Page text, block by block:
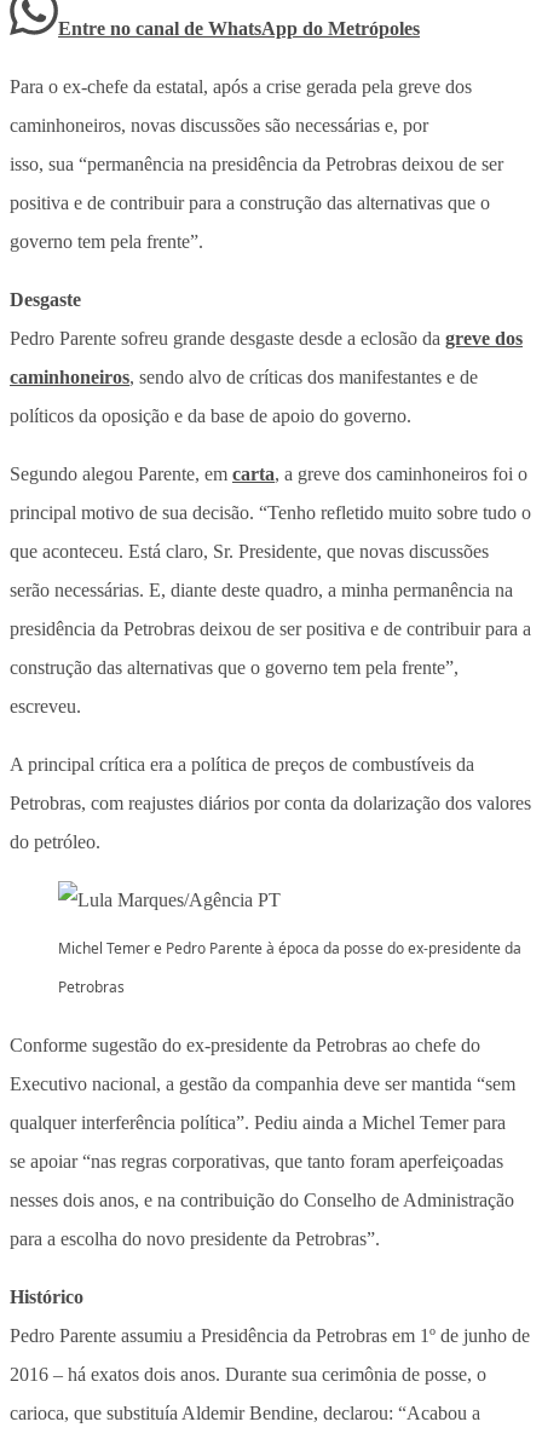
Entre no canal de WhatsApp do Metrópoles
Para o ex-chefe da estatal, após a crise gerada pela greve dos
caminhoneiros, novas discussões são necessárias e, por
isso, sua “permanência na presidência da Petrobras deixou de ser
positiva e de contribuir para a construção das alternativas que o
governo tem pela frente”.
Desgaste
Pedro Parente sofreu grande desgaste desde a eclosão da greve dos
caminhoneiros, sendo alvo de críticas dos manifestantes e de
políticos da oposição e da base de apoio do governo.
Segundo alegou Parente, em carta, a greve dos caminhoneiros foi o
principal motivo de sua decisão. “Tenho refletido muito sobre tudo o
que aconteceu. Está claro, Sr. Presidente, que novas discussões
serão necessárias. E, diante deste quadro, a minha permanência na
presidência da Petrobras deixou de ser positiva e de contribuir para a
construção das alternativas que o governo tem pela frente”,
escreveu.
A principal crítica era a política de preços de combustíveis da
Petrobras, com reajustes diários por conta da dolarização dos valores
do petróleo.
Michel Temer e Pedro Parente à época da posse do ex-presidente da
Petrobras
Conforme sugestão do ex-presidente da Petrobras ao chefe do
Executivo nacional, a gestão da companhia deve ser mantida “sem
qualquer interferência política”. Pediu ainda a Michel Temer para
se apoiar “nas regras corporativas, que tanto foram aperfeiçoadas
nesses dois anos, e na contribuição do Conselho de Administração
para a escolha do novo presidente da Petrobras”.
Histórico
Pedro Parente assumiu a Presidência da Petrobras em 1º de junho de
2016 – há exatos dois anos. Durante sua cerimônia de posse, o
carioca, que substituía Aldemir Bendine, declarou: “Acabou a